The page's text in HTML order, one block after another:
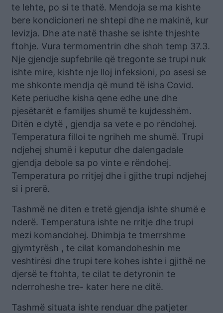
te lehte, po si te thatë. Mendoja se ma kishte
bere kondicioneri ne shtepi dhe ne makinë, kur
levizja. Dhe ate natë thashe se ishte thjeshte
ftohje. Vura termomentrin dhe shoh temp 37.3.
Nje gjendje supfebrile që tregonte se trupi nuk
ishte mire, kishte nje lloj infeksioni, po asesi se
me shkonte mendja që mund të isha Covid.
Kete periudhe kisha qene edhe une dhe
pjesëtarët e familjes shumë te kujdesshëm.
Ditën e dytë , gjendja sa vete e po rëndohej.
Temperatura filloi te ngriheh me shumë. Trupi
ndjehej shumë i keputur dhe dalengadale
gjendja debole sa po vinte e rëndohej.
Temperatura po rritjej dhe i gjithe trupi ndjehej
si i prerë.
Tashmë ne diten e tretë gjendja ishte shumë e
nderë. Temperatura ishte ne rritje dhe trupi
mezi komandohej. Dhimbja te tmerrshme
gjymtyrësh , te cilat komandoheshin me
veshtirësi dhe trupi tere kohes ishte i gjithë ne
djersë te ftohta, te cilat te detyronin te
nderroheshe tre- kater here ne ditë.
Tashmë situata ishte renduar dhe patjeter